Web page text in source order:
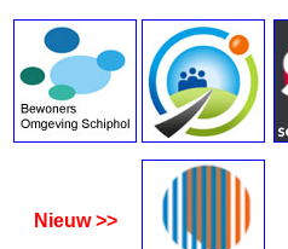
Nieuw >>